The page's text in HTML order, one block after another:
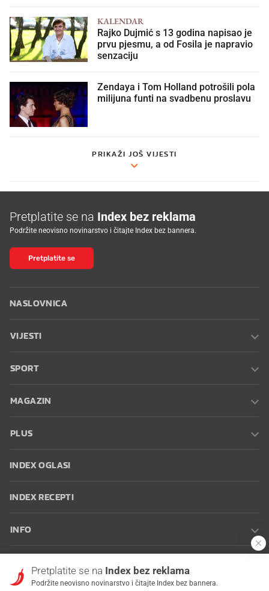
KALENDAR
Rajko Dujmić s 13 godina napisao je
prvu pjesmu, a od Fosila je napravio
senzaciju
Zendaya i Tom Holland potrošili pola
milijuna funti na svadbenu proslavu
PRIKAŽI JOŠ VIJESTI
Pretplatite se na Index bez reklama
Podržite neovisno novinarstvo i čitajte Index bez bannera.
Pretplatite se
NASLOVNICA
VIJESTI
SPORT
MAGAZIN
PLUS
INDEX OGLASI
INDEX RECEPTI
INFO
korištenja
Postavke kolačića
Pretplatite se na Index bez reklama
Podržite neovisno novinarstvo i čitajte Index bez bannera.